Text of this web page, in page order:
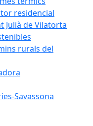
residencial
Julià de Vilatorta
rurals del
Savassona